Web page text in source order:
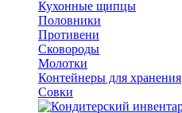
Кухонные щипцы
Половники
Противени
Сковороды
Молотки
Контейнеры для хранения
Совки